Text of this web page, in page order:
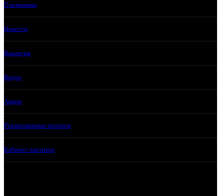
О компании
Новости
Вакансии
Видео
Акции
Реализованные проекты
Кабинет партнера